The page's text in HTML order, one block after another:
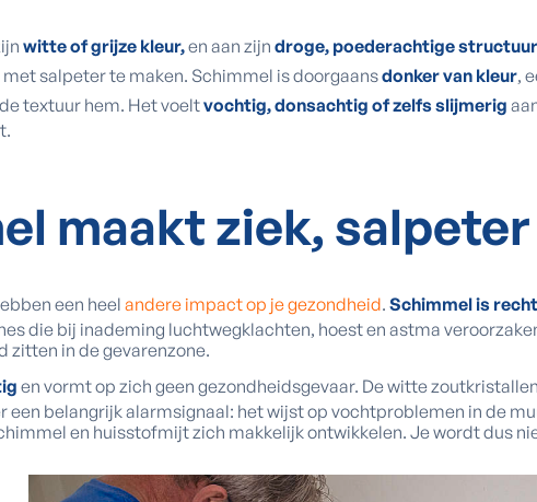
witte of grijze kleur,en aan zijn droge, poederachtige structuur
met salpeter te maken. Schimmel is doorgaansdonker van kleur,
textuur hem. Het voeltvochtig, donsachtig of zelfs slijmerig
maakt ziek,
een heel andere impact op je gezondheid. Schimmel is
die bij inademing luchtwegklachten, hoest en astma
zitten in de gevarenzone.
en vormt op zich geen gezondheidsgevaar. De witte
een belangrijk alarmsignaal: het wijst op vochtproblemen in de
en huisstofmijt zich makkelijk ontwikkelen. Je wordt dus